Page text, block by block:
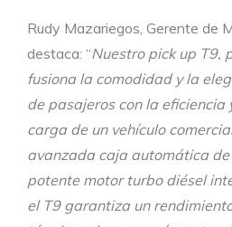
Rudy Mazariegos, Gerente de
destaca: “Nuestro pick up T9,
fusiona la comodidad y la
de pasajeros con la
carga de un vehículo
avanzada caja automática
potente motor turbo diésel
el T9 garantiza un